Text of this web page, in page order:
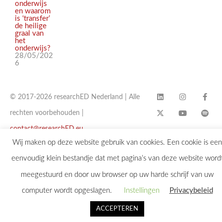
onderwijs
en waarom
is ‘transfer’
de heilige
graal van
het
onderwijs?
28/05/202
6
© 2017-2026 researchED Nederland | Alle
rechten voorbehouden |
contact@researchED.eu
Wij maken op deze website gebruik van cookies. Een cookie is een
eenvoudig klein bestandje dat met pagina’s van deze website
meegestuurd en door uw browser op uw harde schrijf van uw
computer wordt opgeslagen. Instellingen Privacybeleid
ACCEPTEREN